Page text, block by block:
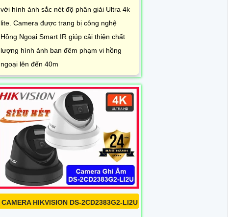
với hình ảnh sắc nét độ phân giải Ultra 4k
lite. Camera được trang bị công nghệ
Hồng Ngoại Smart IR giúp cải thiện chất
lượng hình ảnh ban đêm phạm vi hồng
ngoại lên đến 40m
CAMERA HIKVISION DS-2CD2383G2-LI2U